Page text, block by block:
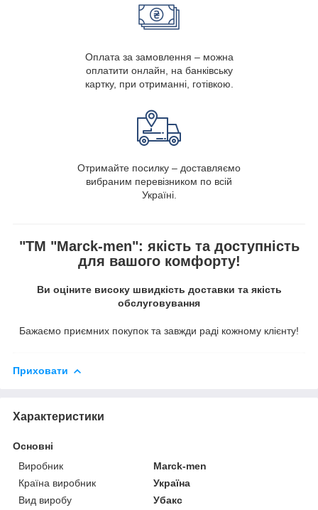
Оплата за замовлення – можна
оплатити онлайн, на банківську
картку, при отриманні, готівкою.
Отримайте посилку – доставляємо
вибраним перевізником по всій
Україні.
"ТМ "Marck-men": якість та доступність
для вашого комфорту!
Ви оціните високу швидкість доставки та якість
обслуговування
Бажаємо приємних покупок та завжди раді кожному клієнту!
Приховати
Характеристики
Основні
Виробник
Marck-men
Країна виробник
Україна
Вид виробу
Убакс